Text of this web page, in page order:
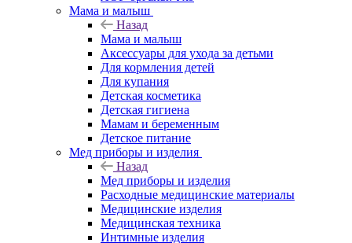
Мама и малыш
Назад
Мама и малыш
Аксессуары для ухода за детьми
Для кормления детей
Для купания
Детская косметика
Детская гигиена
Мамам и беременным
Детское питание
Мед приборы и изделия
Назад
Мед приборы и изделия
Расходные медицинские материалы
Медицинские изделия
Медицинская техника
Интимные изделия